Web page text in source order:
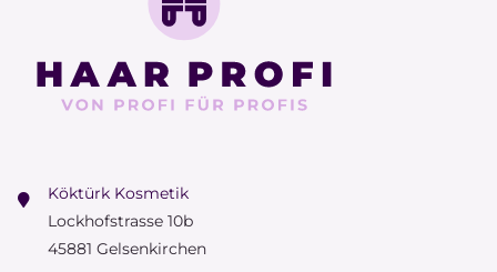
Köktürk Kosmetik
Lockhofstrasse 10b
45881 Gelsenkirchen